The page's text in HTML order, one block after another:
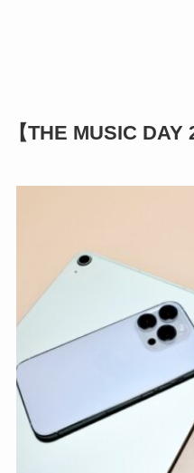
【THE MUSIC